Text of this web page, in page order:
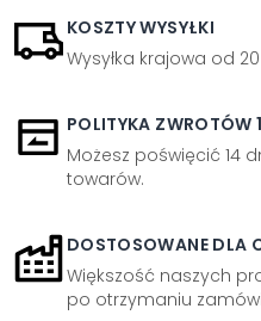
KOSZTY WYSYŁKI
Wysyłka krajowa od 20
POLITYKA ZWROTÓW
Możesz poświęcić 14
towarów.
DOSTOSOWANE DLA
Większość naszych
po otrzymaniu